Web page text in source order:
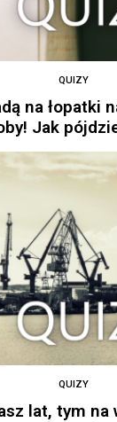
QUIZY
na łopatki
Jak
QUIZY
lat, tym na